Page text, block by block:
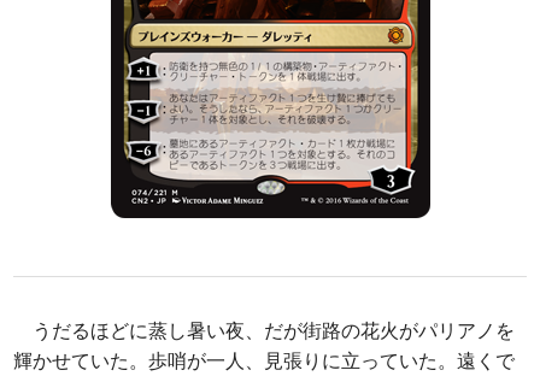
うだるほどに蒸し暑い夜、だが街路の花火がパリアノを
輝かせていた。歩哨が一人、見張りに立っていた。遠くで